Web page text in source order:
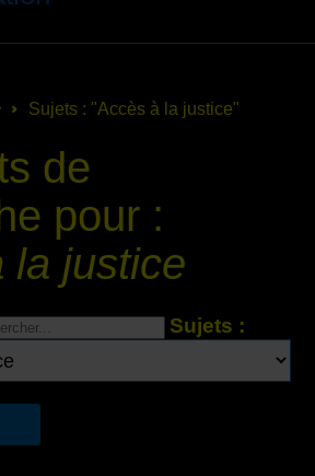
Sujets : "Accès à la justice"
de
pour :
la justice
Sujets :